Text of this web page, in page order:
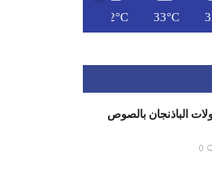
33°C
32°C
الباذنجان بالصوص
0